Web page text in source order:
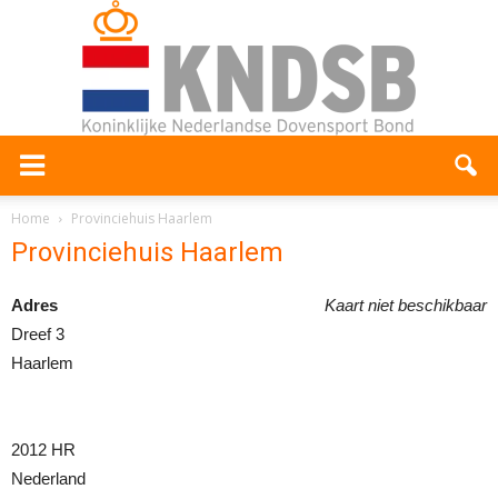
Home Provinciehuis Haarlem
Provinciehuis Haarlem
Kaart niet beschikbaar
Adres
Dreef 3
Haarlem
2012 HR
Nederland